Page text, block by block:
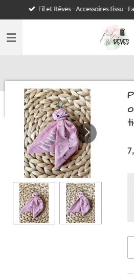
au
contenu
Fil et Rêves - Accessoires tissu -